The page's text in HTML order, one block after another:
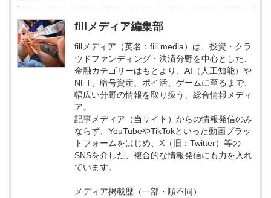
fillメディア編集部
fillメディア（英名：fill.media）は、投資・クラ
ウドファンディング・決済分野を中心とした、
金融カテゴリーはもとより、AI（人工知能）や
NFT、暗号資産、ポイ活、ゲームに至るまで、
幅広い分野の情報を取り扱う、総合情報メディ
ア。
記事メディア（当サイト）からの情報発信のみ
ならず、YouTubeやTikTokといった動画プラッ
トフォームをはじめ、X（旧：Twitter）等の
SNSを介した、複合的な情報発信にも力を入れ
ています。
メディア掲載歴（一部・順不同）